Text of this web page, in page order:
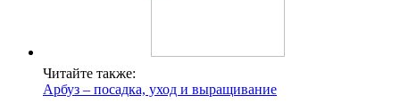
Читайте также:
Арбуз – посадка, уход и выращивание